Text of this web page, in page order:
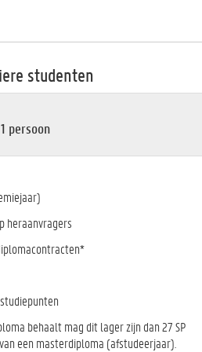
studenten
persoon
heraanvragers
behaalt mag dit lager zijn dan 27 SP
een masterdiploma (afstudeerjaar).